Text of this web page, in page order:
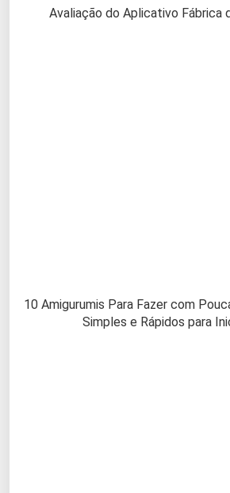
Avaliação do Aplicativo Fábrica
10 Amigurumis Para Fazer com
Simples e Rápidos para